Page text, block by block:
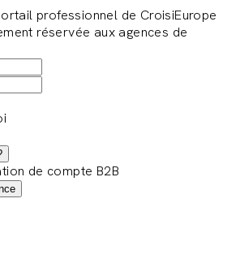
professionnel de CroisiEurope
réservée aux agences de
de compte B2B